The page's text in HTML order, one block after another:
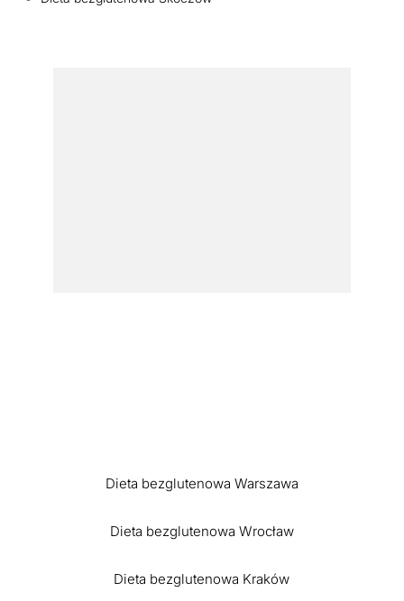
Dieta bezglutenowa Warszawa
Dieta bezglutenowa Wrocław
Dieta bezglutenowa Kraków